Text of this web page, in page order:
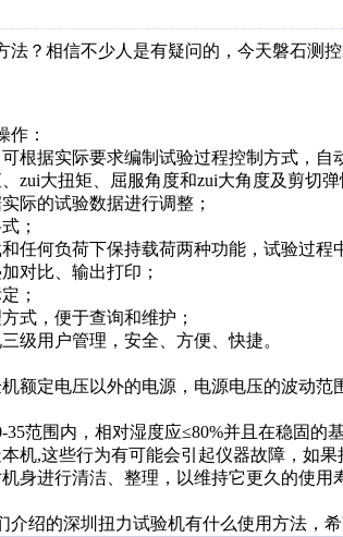
法？相信不少人是有疑问的，今天磐石测控
作：
根据实际要求编制试验过程控制方式，自
zui大扭矩、屈服角度和zui大角度及剪切弹
际的试验数据进行调整；
；
任何负荷下保持载荷两种功能，试验过程
对比、输出打印；
；
式，便于查询和维护；
级用户管理，安全、方便、快捷。
额定电压以外的电源，电源电压的波动
范围内，相对湿度应≤80%并且在稳固的
机,这些行为有可能会引起仪器故障，如
身进行清洁、整理，以维持它更久 的使用
介绍的深圳扭力试验机有什么使用方法，